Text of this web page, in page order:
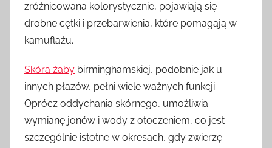
zróżnicowana kolorystycznie, pojawiają się
drobne cętki i przebarwienia, które pomagają w
kamuflażu.
Skóra żaby birminghamskiej, podobnie jak u
innych płazów, pełni wiele ważnych funkcji.
Oprócz oddychania skórnego, umożliwia
wymianę jonów i wody z otoczeniem, co jest
szczególnie istotne w okresach, gdy zwierzę